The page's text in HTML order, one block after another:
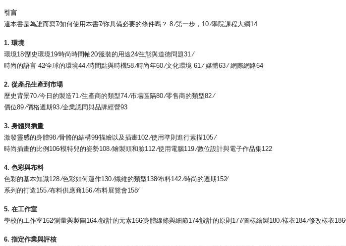
引言
這本書是為誰而寫7∕如何使用本書7∕你具備必要的條件嗎？ 8 ∕第一步，10 ∕學院課程大綱14
1. 環境
環境18∕歷史環境19∕時尚時間軸20∕服裝的用途24∕生態與道德問題31 ∕
時尚的語言 42∕全球的環境44 ∕時間點與時機58 ∕時尚年60 ∕文化環境 61 ∕ 媒體63 ∕ 網際網路64
2. 從產品生產到市場
歷史背景70 ∕今日的製造71 ∕生產商的類型74 ∕市場區隔80 ∕零售商的類型82 ∕
價位89 ∕價格週期93 ∕企業認同與品牌經營93
3. 身體與插畫
激發靈感的身體98 ∕骨骼的結構99∕描繪以及插畫102 ∕使用準則進行素描105 ∕
時尚插畫的比例106∕模特兒的姿勢108 ∕繪製頭和臉112 ∕使用電腦119 ∕數位設計與電子作品集122
4. 色彩與布料
色彩的基本知識128 ∕色彩如何運作130 ∕纖維的類型138∕布料142 ∕時尚的週期152∕
系列的打造155 ∕布料供應商156 ∕布料展覽會158∕
5. 在工作室
學校的工作室162∕測量與製圖164 ∕設計的元素166∕身體線條與細節174∕設計的原則177∕圖樣繪製180 ∕樣衣184 ∕修改樣衣
6. 指定作業與評核